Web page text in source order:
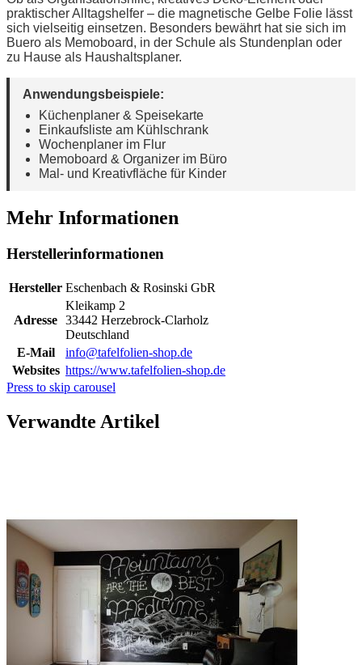
praktischer Alltagshelfer – die magnetische Gelbe Folie lässt
sich vielseitig einsetzen. Besonders bewährt hat sie sich im
Buero als Memoboard, in der Schule als Stundenplan oder
zu Hause als Haushaltsplaner.
Anwendungsbeispiele:
Küchenplaner & Speisekarte
Einkaufsliste am Kühlschrank
Wochenplaner im Flur
Memoboard & Organizer im Büro
Mal- und Kreativfläche für Kinder
Mehr Informationen
Herstellerinformationen
Hersteller Eschenbach & Rosinski GbR
Adresse
Kleikamp 2
33442 Herzebrock-Clarholz
Deutschland
E-Mail
info@tafelfolien-shop.de
Websites https://www.tafelfolien-shop.de
Press to skip carousel
Verwandte Artikel